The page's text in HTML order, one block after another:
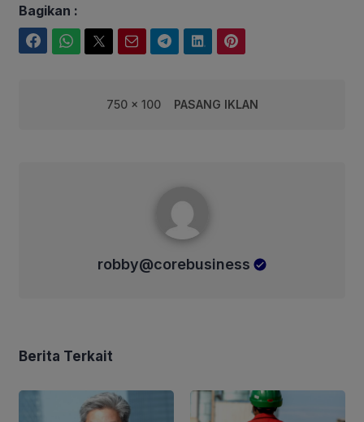
Bagikan :
750 x 100 PASANG IKLAN
robby@corebusiness
Berita Terkait